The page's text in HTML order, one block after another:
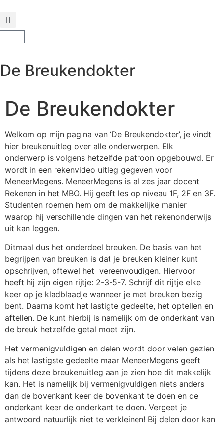
De Breukendokter
De Breukendokter
Welkom op mijn pagina van ‘De Breukendokter’, je vindt
hier breukenuitleg over alle onderwerpen. Elk
onderwerp is volgens hetzelfde patroon opgebouwd. Er
wordt in een rekenvideo uitleg gegeven voor
MeneerMegens. MeneerMegens is al zes jaar docent
Rekenen in het MBO. Hij geeft les op niveau 1F, 2F en 3F.
Studenten roemen hem om de makkelijke manier
waarop hij verschillende dingen van het rekenonderwijs
uit kan leggen.
Ditmaal dus het onderdeel breuken. De basis van het
begrijpen van breuken is dat je breuken kleiner kunt
opschrijven, oftewel het vereenvoudigen. Hiervoor
heeft hij zijn eigen rijtje: 2-3-5-7. Schrijf dit rijtje elke
keer op je kladblaadje wanneer je met breuken bezig
bent. Daarna komt het lastigte gedeelte, het optellen en
aftellen. De kunt hierbij is namelijk om de onderkant van
de breuk hetzelfde getal moet zijn.
Het vermenigvuldigen en delen wordt door velen gezien
als het lastigste gedeelte maar MeneerMegens geeft
tijdens deze breukenuitleg aan je zien hoe dit makkelijk
kan. Het is namelijk bij vermenigvuldigen niets anders
dan de bovenkant keer de bovenkant te doen en de
onderkant keer de onderkant te doen. Vergeet je
antwoord natuurlijk niet te verkleinen! Bij delen door kan